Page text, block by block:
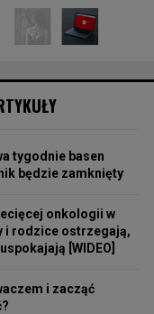
tygodnie basen
będzie zamknięty
onkologii w
i rodzice ostrzegają,
[WIDEO]
i zacząć